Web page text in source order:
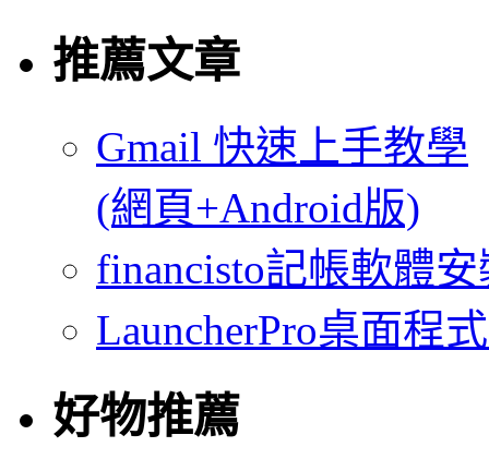
推薦文章
Gmail 快速上手教學
(網頁+Android版)
financisto記帳軟體
LauncherPro桌面程
好物推薦